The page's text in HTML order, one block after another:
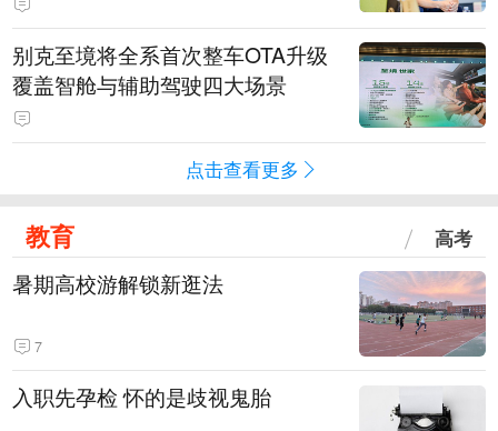
别克至境将全系首次整车OTA升级
覆盖智舱与辅助驾驶四大场景
点击查看更多
教育 高考
暑期高校游解锁新逛法
7
入职先孕检 怀的是歧视鬼胎